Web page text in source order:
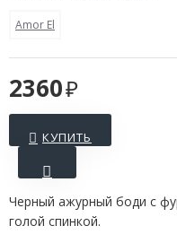
2360
Amor El
КУПИТЬ
Черный ажурный боди с
голой спинкой.